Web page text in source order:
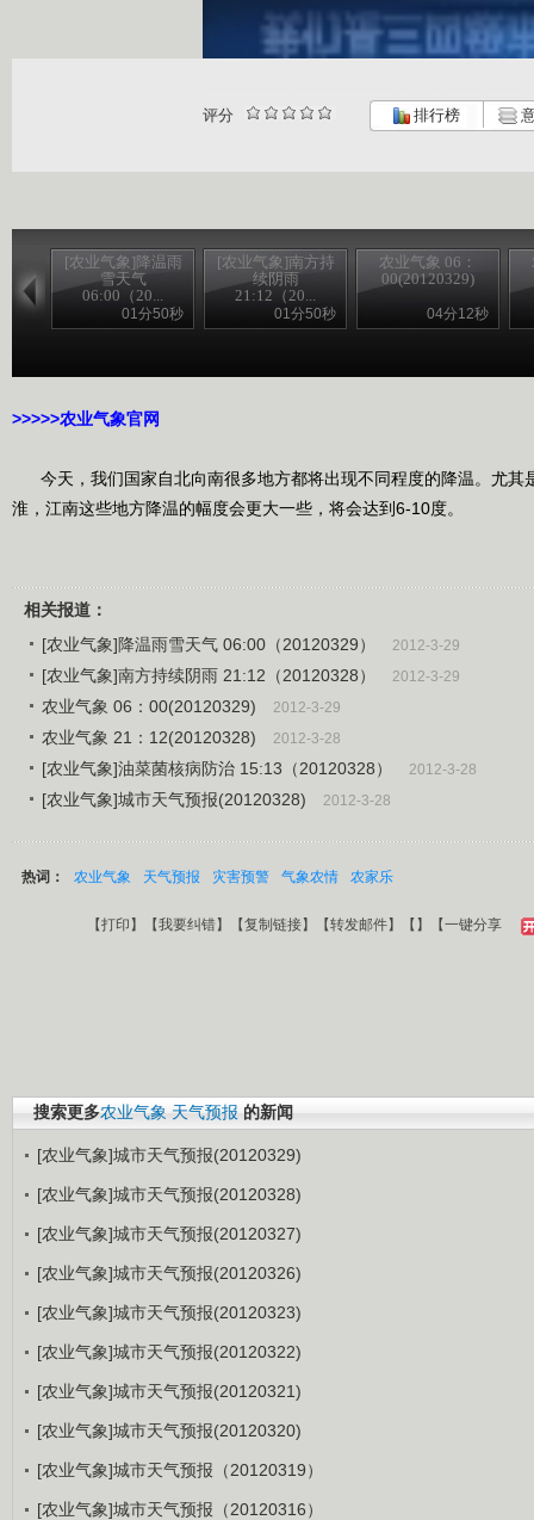
评分 排行榜
[农业气象]降温雨
雪天气
06:00（20...
01分50秒
[农业气象]南方持
续阴雨
21:12（20...
01分50秒
农业气象 06：
00(20120329)
04分12秒
>>>>>农业气象官网
今天，我们国家自北向南很多地方都将出现不同程度的降温。尤其
淮，江南这些地方降温的幅度会更大一些，将会达到6-10度。
相关报道：
[农业气象]降温雨雪天气 06:00（20120329）
2012-3-29
[农业气象]南方持续阴雨 21:12（20120328） 2012-3-29
农业气象 06：00(20120329) 2012-3-29
农业气象 21：12(20120328) 2012-3-28
[农业气象]油菜菌核病防治 15:13（20120328） 2012-3-28
[农业气象]城市天气预报(20120328) 2012-3-28
热词： 农业气象 天气预报 灾害预警 气象农情 农家乐
【打印 】【我要纠错】【复制链接】【转发邮件】【 】 【一键分享
搜索更多农业气象 天气预报 的新闻
[农业气象]城市天气预报(20120329)
[农业气象]城市天气预报(20120328)
[农业气象]城市天气预报(20120327)
[农业气象]城市天气预报(20120326)
[农业气象]城市天气预报(20120323)
[农业气象]城市天气预报(20120322)
[农业气象]城市天气预报(20120321)
[农业气象]城市天气预报(20120320)
[农业气象]城市天气预报（20120319）
[农业气象]城市天气预报（20120316）